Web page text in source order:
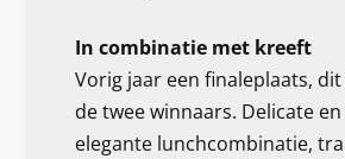
In combinatie met kreeft
Vorig jaar een finaleplaats,
de twee winnaars. Delicate
elegante lunchcombinatie,